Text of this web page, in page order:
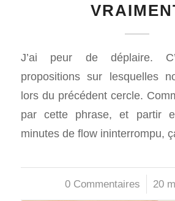
J’ai peur de déplaire.
propositions sur lesquelles
lors du précédent cercle.
par cette phrase, et partir
minutes de flow ininterrompu,
0 Commentaires
/ 20